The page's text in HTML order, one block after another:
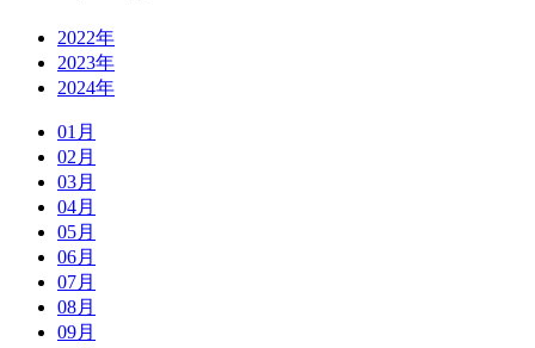
2022年
2023年
2024年
01月
02月
03月
04月
05月
06月
07月
08月
09月